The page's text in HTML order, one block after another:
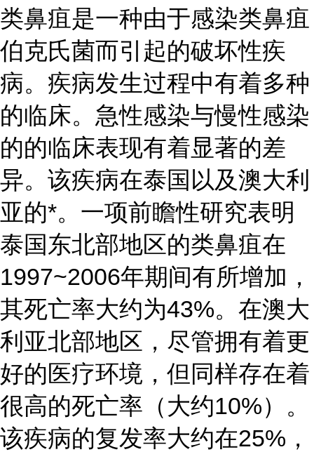
类鼻疽是一种由于感染类鼻疽
伯克氏菌而引起的破坏性疾
病。疾病发生过程中有着多种
的临床。急性感染与慢性感染
的的临床表现有着显著的差
异。该疾病在泰国以及澳大利
亚的*。一项前瞻性研究表明
泰国东北部地区的类鼻疽在
1997~2006年期间有所增加，
其死亡率大约为43%。在澳大
利亚北部地区，尽管拥有着更
好的医疗环境，但同样存在着
很高的死亡率（大约10%）。
该疾病的复发率大约在25%，